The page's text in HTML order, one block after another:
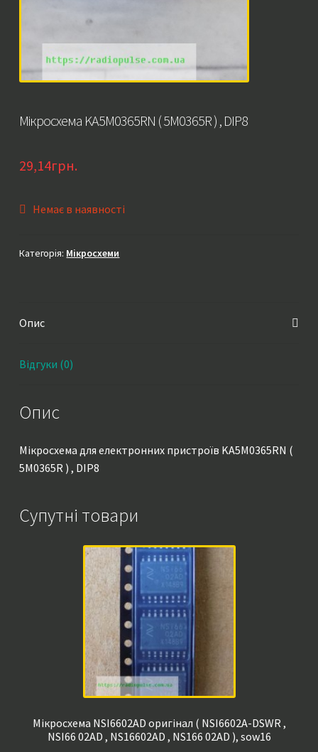
Мікросхема KA5M0365RN ( 5M0365R ) , DIP8
29,14грн.
Немає в наявності
Категорія: Мікросхеми
Опис
Відгуки (0)
Опис
Мікросхема для електронних пристроїв KA5M0365RN (
5M0365R ) , DIP8
Супутні товари
Мікросхема NSI6602AD оригінал ( NSI6602A-DSWR ,
NSI66 02AD , NS16602AD , NS166 02AD ), sow16